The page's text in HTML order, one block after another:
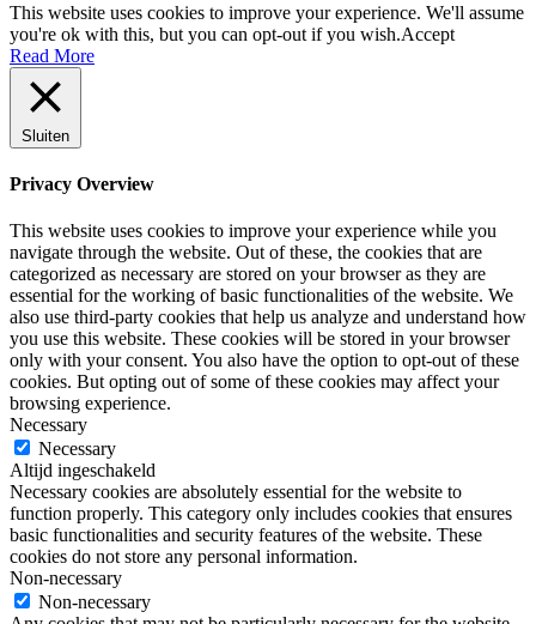
This website uses cookies to improve your experience. We'll assume
you're ok with this, but you can opt-out if you wish.Accept
Read More
Sluiten
Privacy Overview
This website uses cookies to improve your experience while you
navigate through the website. Out of these, the cookies that are
categorized as necessary are stored on your browser as they are
essential for the working of basic functionalities of the website. We
also use third-party cookies that help us analyze and understand how
you use this website. These cookies will be stored in your browser
only with your consent. You also have the option to opt-out of these
cookies. But opting out of some of these cookies may affect your
browsing experience.
Necessary
Necessary
Altijd ingeschakeld
Necessary cookies are absolutely essential for the website to
function properly. This category only includes cookies that ensures
basic functionalities and security features of the website. These
cookies do not store any personal information.
Non-necessary
Non-necessary